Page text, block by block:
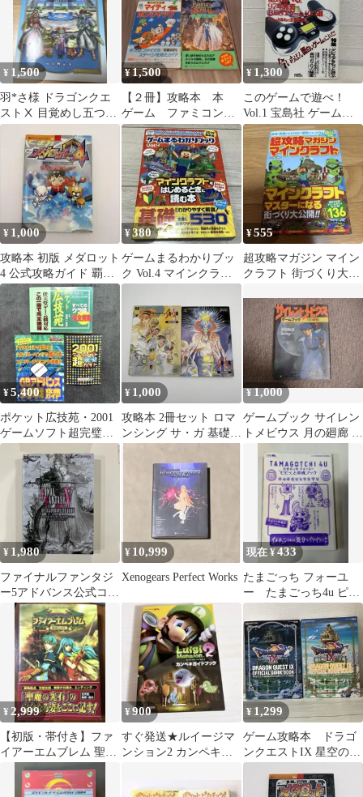
¥ 1,500
羽*さ様 ドラゴンクエ
ストⅩ 目覚めし五つの
種族 オフライン 公式ガ
イドブック
¥1,500
【２冊】攻略本 本
ゲーム ファミコン
メガドライブ セガ
任天堂 必勝本
¥ 1,300
このゲームで遊べ！
Vol.1 宝島社 ゲーム攻
略本
¥ 1,000
攻略本 初版 メダロット
4 公式攻略ガイド 覇王
ゲームスペシャル189
¥380
ゲームまるわかりブッ
ク Vol.4 マインクラフ
トをはじめるときに読
む本
¥555
超攻略マガジン マイン
クラフト 街づくり大公
¥5,400
ポケット広技苑・2001
ゲームソフト超完璧ガ
イド・GBアドバンス対
戦攻略ガイド
¥ 1,000
攻略本 2冊セット ロマ
ンシング サ・ガ 基礎知
¥1,000
ゲームブック サイレン
トメビウス 月の廻廊 原
¥ 1,980
ファイナルファンタジ
ー5アドバンス公式コン
プリートガイド
¥ 10,999
Xenogears Perfect Works
現在 ¥433
たまごっち フォーユ
ー たまごっち4u ピピ
¥ 2,999
【初版・帯付き】ファ
イアーエムブレム 聖魔
の光石 Vジャンプブッ
クス GBA版
¥900
すぐ発送★ルイージマ
ンション2 カンペキガ
¥ 1,299
ゲーム攻略本 ドラゴ
ンクエストIX 星空の守
り人 公式ガイドブック
上下巻セット